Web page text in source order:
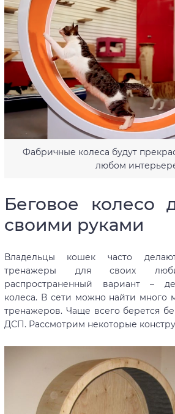
Фабричные колеса будут
любом
Беговое колесо
своими руками
Владельцы кошек часто
тренажеры для своих
распространенный вариант –
колеса. В сети можно найти много
тренажеров. Чаще всего берется
ДСП. Рассмотрим некоторые